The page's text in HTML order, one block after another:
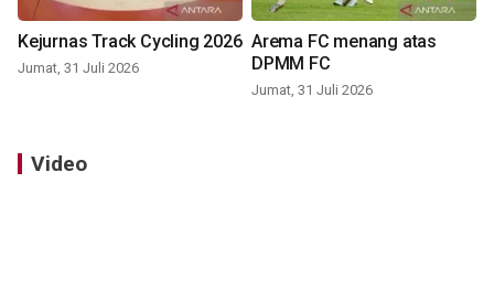
Kejurnas Track Cycling 2026
Jumat, 31 Juli 2026
Arema FC menang atas
DPMM FC
Jumat, 31 Juli 2026
Video